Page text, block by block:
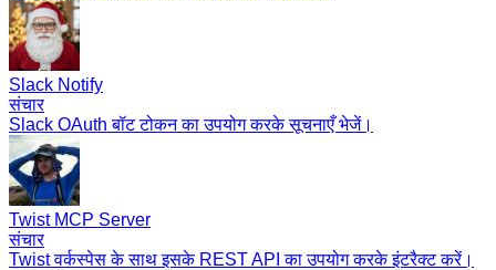
Slack Notify
संचार
Slack OAuth बॉट टोकन का उपयोग करके सूचनाएँ भेजें।
Twist MCP Server
संचार
Twist वर्कस्पेस के साथ इसके REST API का उपयोग करके इंटरैक्ट करें।